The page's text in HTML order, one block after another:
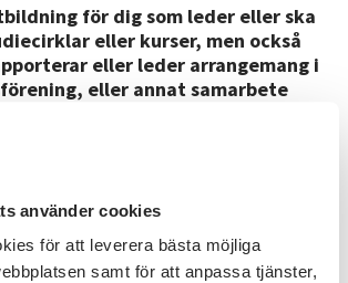
använder cookies
för att leverera bästa möjliga
samt för att anpassa tjänster,
för dig som leder eller ska
eller kurser, men också
eller leder arrangemang i
eller annat samarbete
folkbildning och hur du agerar som
metoder till din studiecirkel eller
varvas med reflektioner och
i gruppen.